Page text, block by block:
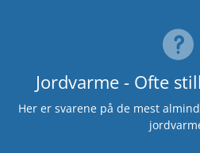
Jordvarme - Ofte
Her er svarene på de mest